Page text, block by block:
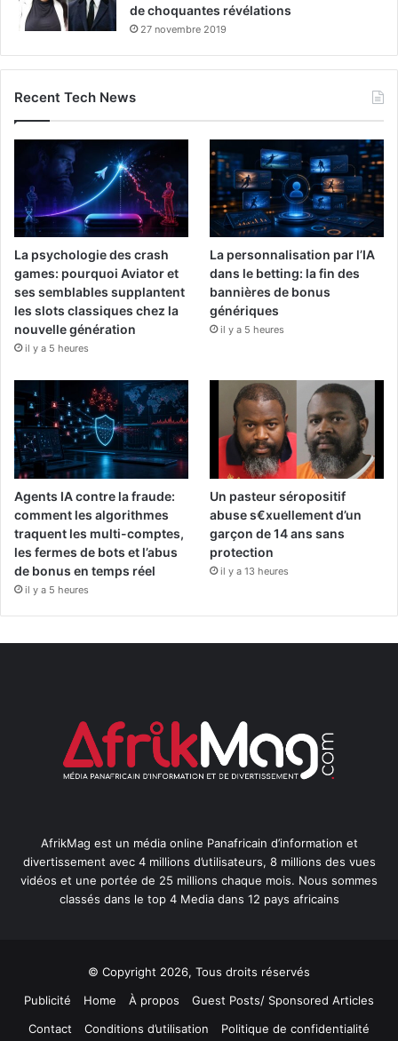
de choquantes révélations
27 novembre 2019
Recent Tech News
La psychologie des crash
games: pourquoi Aviator et
ses semblables supplantent
les slots classiques chez la
nouvelle génération
il y a 5 heures
La personnalisation par l’IA
dans le betting: la fin des
bannières de bonus
génériques
il y a 5 heures
Agents IA contre la fraude:
comment les algorithmes
traquent les multi-comptes,
les fermes de bots et l’abus
de bonus en temps réel
il y a 5 heures
Un pasteur séropositif
abuse s€xuellement d’un
garçon de 14 ans sans
protection
il y a 13 heures
AfrikMag est un média online Panafricain d’information et
divertissement avec 4 millions d’utilisateurs, 8 millions des vues
vidéos et une portée de 25 millions chaque mois. Nous sommes
classés dans le top 4 Media dans 12 pays africains
© Copyright 2026, Tous droits réservés
Publicité
Home À propos
Guest Posts/ Sponsored Articles
Contact
Conditions d’utilisation Politique de confidentialité